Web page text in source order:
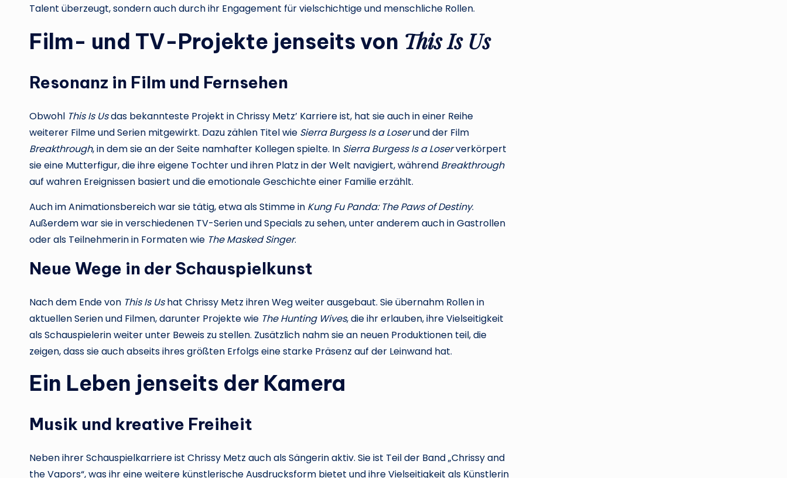
Talent überzeugt, sondern auch durch ihr Engagement für vielschichtige und menschliche Rollen.
Film- und TV-Projekte jenseits von This Is Us
Resonanz in Film und Fernsehen
Obwohl This Is Usdas bekannteste Projekt in Chrissy Metz’ Karriere ist, hat sie auch in einer Reihe
weiterer Filme und Serien mitgewirkt. Dazu zählen Titel wie Sierra Burgess Is a Loserund der Film
Breakthrough, in dem sie an der Seite namhafter Kollegen spielte. In Sierra Burgess Is a Loserverkörpert
sie eine Mutterfigur, die ihre eigene Tochter und ihren Platz in der Welt navigiert, während Breakthrough
auf wahren Ereignissen basiert und die emotionale Geschichte einer Familie erzählt.
Auch im Animationsbereich war sie tätig, etwa als Stimme in Kung Fu Panda: The Paws of Destiny.
Außerdem war sie in verschiedenen TV-Serien und Specials zu sehen, unter anderem auch in Gastrollen
oder als Teilnehmerin in Formaten wie The Masked Singer.
Neue Wege in der Schauspielkunst
Nach dem Ende von This Is Ushat Chrissy Metz ihren Weg weiter ausgebaut. Sie übernahm Rollen in
aktuellen Serien und Filmen, darunter Projekte wie The Hunting Wives, die ihr erlauben, ihre Vielseitigkeit
als Schauspielerin weiter unter Beweis zu stellen. Zusätzlich nahm sie an neuen Produktionen teil, die
zeigen, dass sie auch abseits ihres größten Erfolgs eine starke Präsenz auf der Leinwand hat.
Ein Leben jenseits der Kamera
Musik und kreative Freiheit
Neben ihrer Schauspielkarriere ist Chrissy Metz auch als Sängerin aktiv. Sie ist Teil der Band „Chrissy and
the Vapors“, was ihr eine weitere künstlerische Ausdrucksform bietet und ihre Vielseitigkeit als Künstlerin